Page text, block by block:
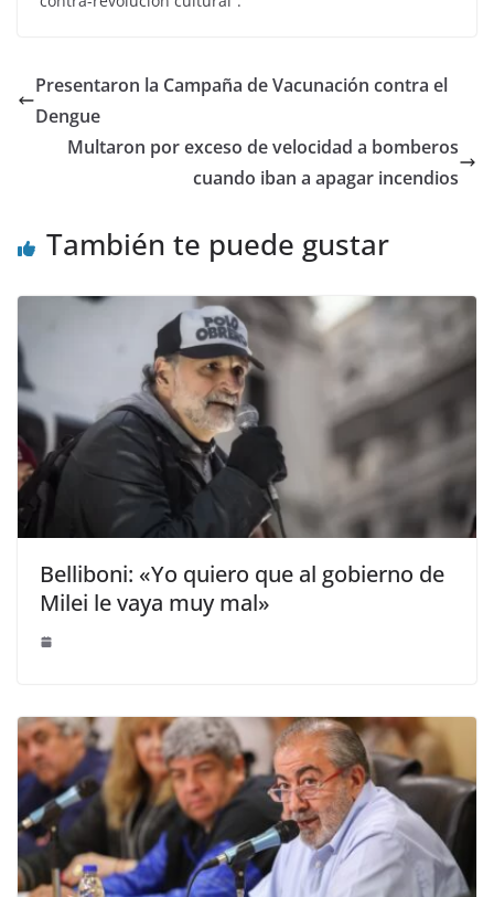
Presentaron la Campaña de Vacunación contra el
Dengue
Multaron por exceso de velocidad a bomberos
cuando iban a apagar incendios
También te puede gustar
Belliboni: «Yo quiero que al gobierno de
Milei le vaya muy mal»